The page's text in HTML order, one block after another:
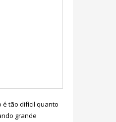
é tão difícil quanto
grande